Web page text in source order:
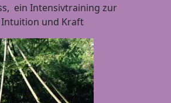
ein Intensivtraining zur
und Kraft